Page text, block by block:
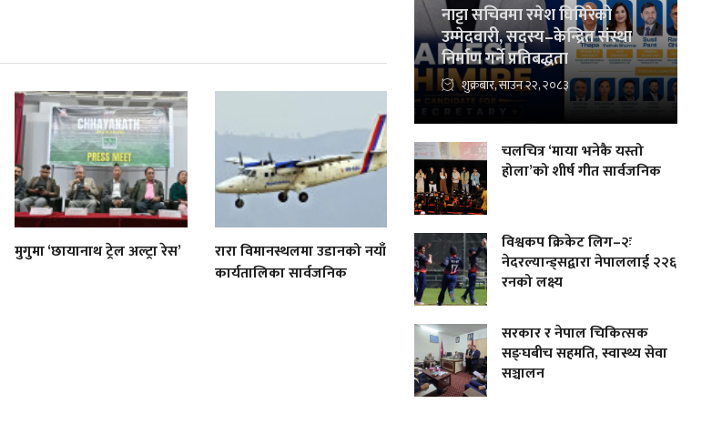
मुगुमा ‘छायानाथ ट्रेल अल्ट्रा रेस’
रारा विमानस्थलमा उडानको नयाँ
कार्यतालिका सार्वजनिक
नाट्टा सचिवमा रमेश घिमिरेको
उम्मेदवारी, सदस्य–केन्द्रित संस्था
निर्माण गर्ने प्रतिबद्धता
शुक्रबार, साउन २२, २०८३
चलचित्र ‘माया भनेकै यस्तो
होला’को शीर्ष गीत सार्वजनिक
विश्वकप क्रिकेट लिग–२ः
नेदरल्यान्ड्सद्वारा नेपाललाई २२६
रनको लक्ष्य
सरकार र नेपाल चिकित्सक
सङ्घबीच सहमति, स्वास्थ्य सेवा
सञ्चालन